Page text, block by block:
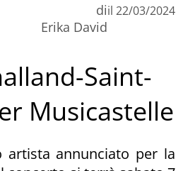
di
Erika David
il 22/03/2024
Saint-
Musicastelle
artista annunciato per la